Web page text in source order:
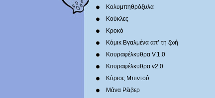
Κολυμπηθρόξυλα
Κούκλες
Κροκό
Κόμικ Βγαλμένα απ’ τη ζωή
Κουραφέλκυθρα V.1.0
Κουραφέλκυθρα v2.0
Κύριος Μπιντού
Μάνα Ρέιβερ